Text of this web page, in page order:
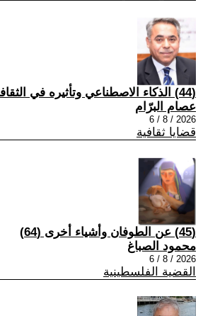
(44) الذكاء الاصطناعي وتأثيره في الثقافة والوظائف
عصام البرّام
2026 / 8 / 6
قضايا ثقافية
(45) عن الطوفان وأشياء أخرى (64)
محمود الصباغ
2026 / 8 / 6
القضية الفلسطينية